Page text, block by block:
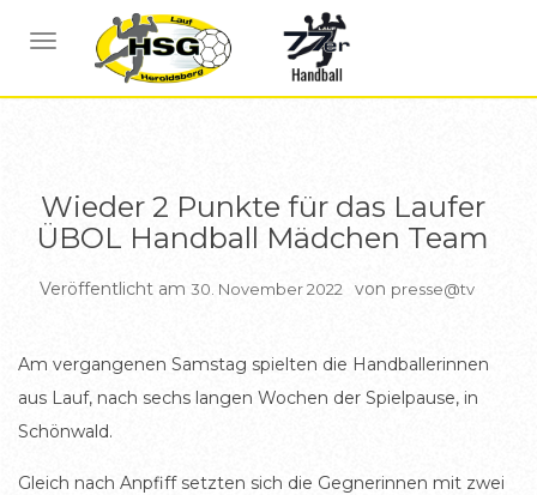
NAVIGATION UMSCHALTEN
BERICHTE WEIBL C JUGEND
Wieder 2 Punkte für das Laufer
ÜBOL Handball Mädchen Team
Veröffentlicht am 30. November 2022 von presse@tv
Am vergangenen Samstag spielten die Handballerinnen
aus Lauf, nach sechs langen Wochen der Spielpause, in
Schönwald.
Gleich nach Anpfiff setzten sich die Gegnerinnen mit zwei